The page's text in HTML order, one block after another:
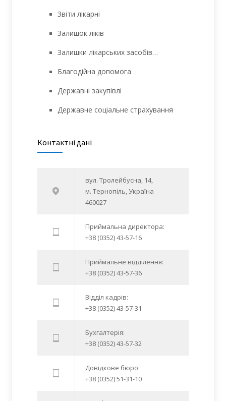
Звіти лікарні
Залишок ліків
Залишки лікарських засобів…
Благодійна допомога
Державні закупівлі
Державне соціальне страхування
Контактні дані
вул. Тролейбусна, 14,
м. Тернопіль, Україна
460027
Приймальна директора:
+38 (0352) 43-57-16
Приймальне відділення:
+38 (0352) 43-57-36
Відділ кадрів:
+38 (0352) 43-57-31
Бухгалтерія:
+38 (0352) 43-57-32
Довідкове бюро:
+38 (0352) 51-31-10